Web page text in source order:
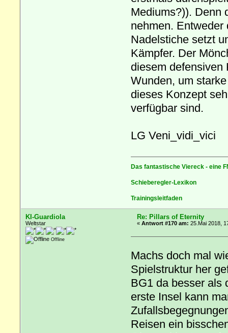
Mediums?)). Denn
nehmen.
Nadelstiche setzt
Kämpfer. Der
diesem defensiven
Wunden, um
dieses Konzept
verfügbar sind.
LG Veni_vidi_vici
Das fantastische Viereck - eine
Schieberegler-Lexikon
Trainingsleitfaden
KI-Guardiola
Weltstar
Offline
Re: Pillars of Eternity
«Antwort #170 am: 25.Mai 2018,
Machs doch mal
Spielstruktur her
BG1 da besser als
erste Insel kann
Reisen ein